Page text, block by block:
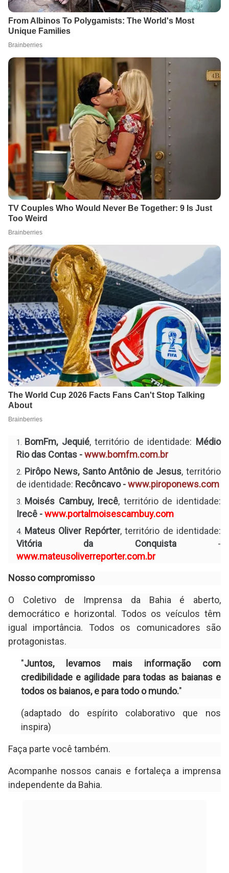
BomFm, Jequié, território de identidade: Médio
Rio das Contas -www.bomfm.com.br
Pirôpo News, Santo Antônio de Jesus, território
de identidade: Recôncavo -www.piroponews.com
Moisés Cambuy, Irecê, território de identidade:
Irecê -www.portalmoisescambuy.com
Mateus Oliver Repórter, território de identidade:
Vitória da Conquista -
www.mateusoliverreporter.com.br
Nosso compromisso
O Coletivo de Imprensa da Bahia é aberto,
democrático e horizontal. Todos os veículos têm
igual importância. Todos os comunicadores são
protagonistas.
"Juntos, levamos mais informação com
credibilidade e agilidade para todas as baianas e
todos os baianos, e para todo o mundo."
(adaptado do espírito colaborativo que nos
inspira)
Faça parte você também.
Acompanhe nossos canais e fortaleça a imprensa
independente da Bahia.